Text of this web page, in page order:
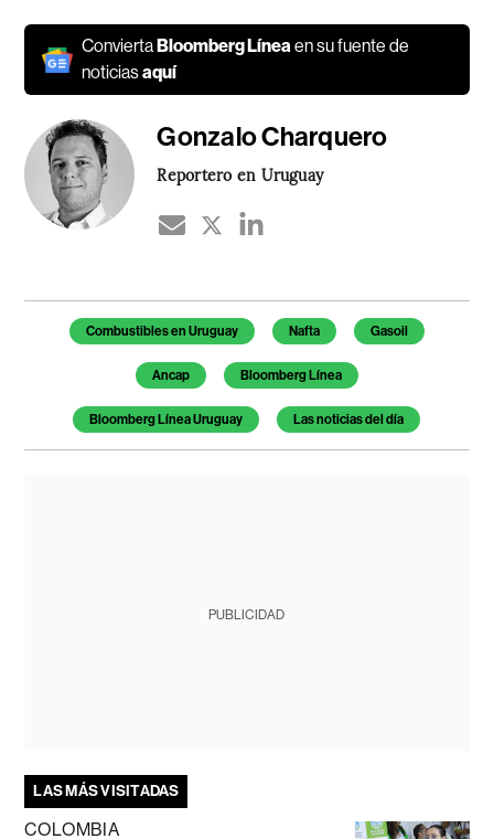
ConviertaBloomberg Líneaen su fuente de
noticiasaquí
Gonzalo Charquero
Reportero en Uruguay
Temas de este artículo
Combustibles en Uruguay Nafta Gasoil
Ancap Bloomberg Línea
Bloomberg Línea Uruguay Las noticias del día
PUBLICIDAD
LAS MÁS VISITADAS
COLOMBIA